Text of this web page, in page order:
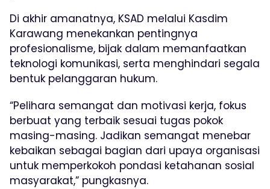
Di akhir amanatnya, KSAD melalui Kasdim
Karawang menekankan pentingnya
profesionalisme, bijak dalam memanfaatkan
teknologi komunikasi, serta menghindari segala
bentuk pelanggaran hukum.
“Pelihara semangat dan motivasi kerja, fokus
berbuat yang terbaik sesuai tugas pokok
masing-masing. Jadikan semangat menebar
kebaikan sebagai bagian dari upaya organisasi
untuk memperkokoh pondasi ketahanan sosial
masyarakat,” pungkasnya.